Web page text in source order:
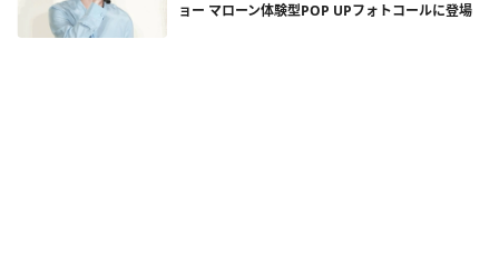
ョー マローン体験型POP UPフォトコールに登場